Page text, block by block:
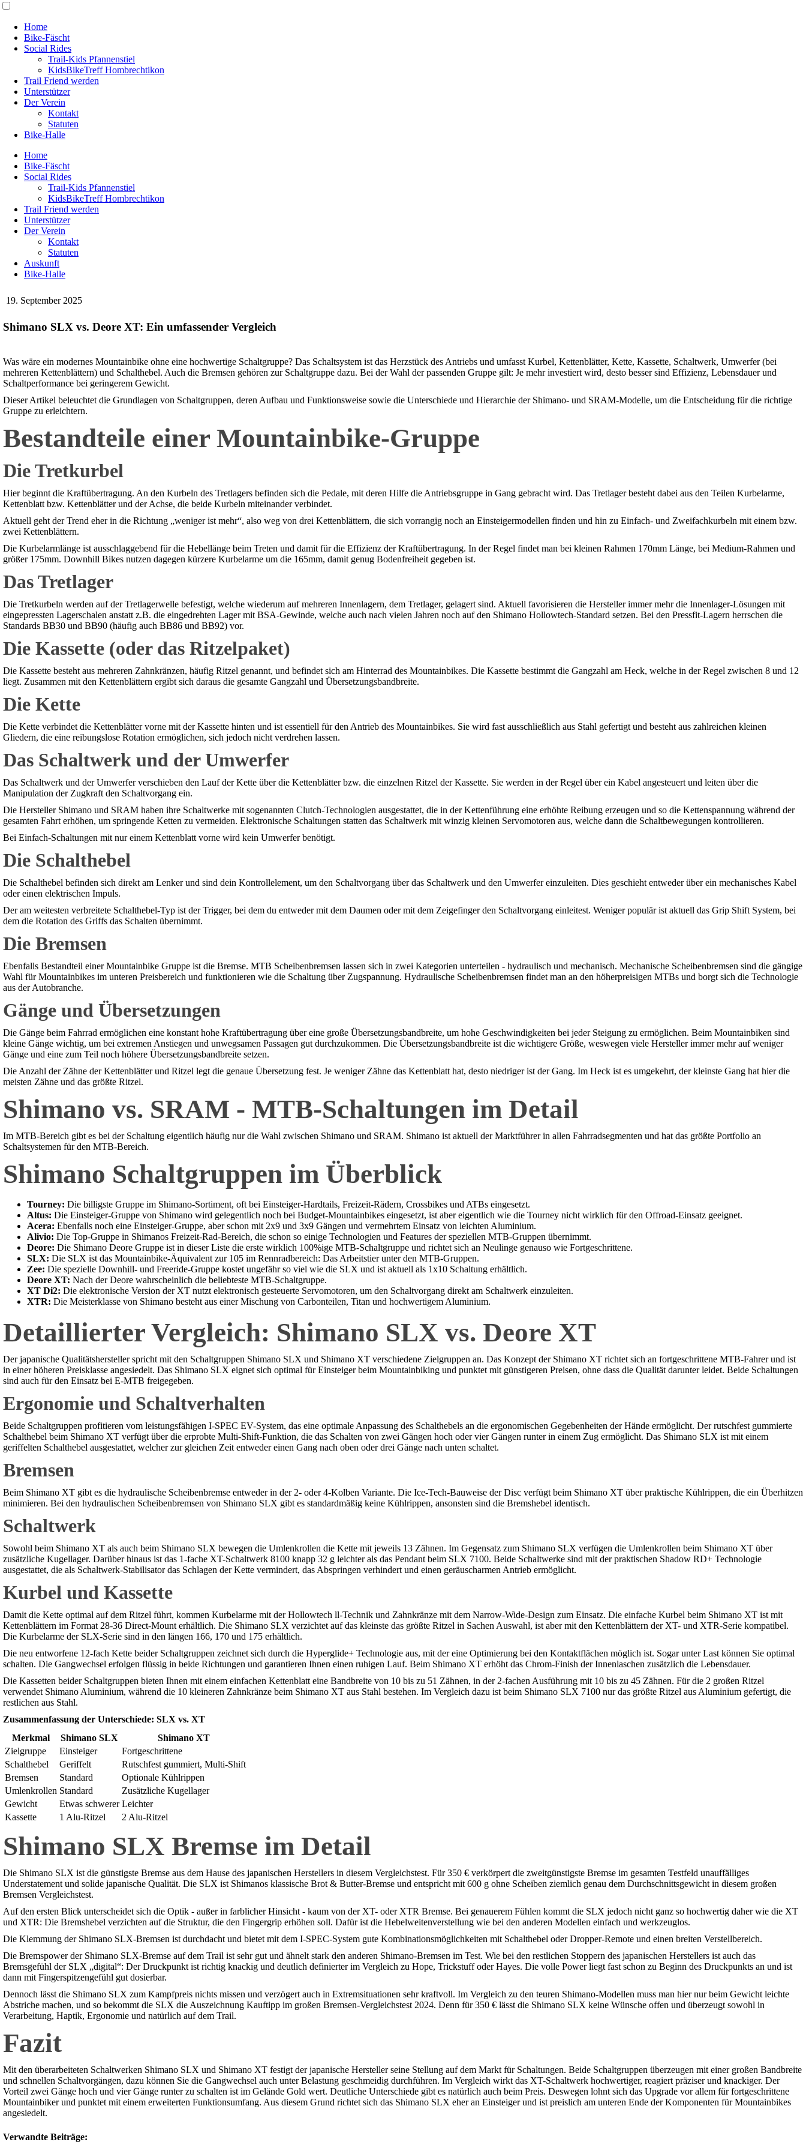
Home
Bike-Fäscht
Social Rides
Trail-Kids Pfannenstiel
KidsBikeTreff Hombrechtikon
Trail Friend werden
Unterstützer
Der Verein
Kontakt
Statuten
Bike-Halle
Home
Bike-Fäscht
Social Rides
Trail-Kids Pfannenstiel
KidsBikeTreff Hombrechtikon
Trail Friend werden
Unterstützer
Der Verein
Kontakt
Statuten
Auskunft
Bike-Halle
19. September 2025
Shimano SLX vs. Deore XT: Ein umfassender Vergleich
Was wäre ein modernes Mountainbike ohne eine hochwertige Schaltgruppe? Das Schaltsystem ist das Herzstück des Antriebs und umfasst Kurbel, Kettenblätter, Kette, Kassette, Schaltwerk, Umwerfer (bei
mehreren Kettenblättern) und Schalthebel. Auch die Bremsen gehören zur Schaltgruppe dazu. Bei der Wahl der passenden Gruppe gilt: Je mehr investiert wird, desto besser sind Effizienz, Lebensdauer und
Schaltperformance bei geringerem Gewicht.
Dieser Artikel beleuchtet die Grundlagen von Schaltgruppen, deren Aufbau und Funktionsweise sowie die Unterschiede und Hierarchie der Shimano- und SRAM-Modelle, um die Entscheidung für die richtige
Gruppe zu erleichtern.
Bestandteile einer Mountainbike-Gruppe
Die Tretkurbel
Hier beginnt die Kraftübertragung. An den Kurbeln des Tretlagers befinden sich die Pedale, mit deren Hilfe die Antriebsgruppe in Gang gebracht wird. Das Tretlager besteht dabei aus den Teilen Kurbelarme,
Kettenblatt bzw. Kettenblätter und der Achse, die beide Kurbeln miteinander verbindet.
Aktuell geht der Trend eher in die Richtung „weniger ist mehr“, also weg von drei Kettenblättern, die sich vorrangig noch an Einsteigermodellen finden und hin zu Einfach- und Zweifachkurbeln mit einem bzw.
zwei Kettenblättern.
Die Kurbelarmlänge ist ausschlaggebend für die Hebellänge beim Treten und damit für die Effizienz der Kraftübertragung. In der Regel findet man bei kleinen Rahmen 170mm Länge, bei Medium-Rahmen und
größer 175mm. Downhill Bikes nutzen dagegen kürzere Kurbelarme um die 165mm, damit genug Bodenfreiheit gegeben ist.
Das Tretlager
Die Tretkurbeln werden auf der Tretlagerwelle befestigt, welche wiederum auf mehreren Innenlagern, dem Tretlager, gelagert sind. Aktuell favorisieren die Hersteller immer mehr die Innenlager-Lösungen mit
eingepressten Lagerschalen anstatt z.B. die eingedrehten Lager mit BSA-Gewinde, welche auch nach vielen Jahren noch auf den Shimano Hollowtech-Standard setzen. Bei den Pressfit-Lagern herrschen die
Standards BB30 und BB90 (häufig auch BB86 und BB92) vor.
Die Kassette (oder das Ritzelpaket)
Die Kassette besteht aus mehreren Zahnkränzen, häufig Ritzel genannt, und befindet sich am Hinterrad des Mountainbikes. Die Kassette bestimmt die Gangzahl am Heck, welche in der Regel zwischen 8 und 12
liegt. Zusammen mit den Kettenblättern ergibt sich daraus die gesamte Gangzahl und Übersetzungsbandbreite.
Die Kette
Die Kette verbindet die Kettenblätter vorne mit der Kassette hinten und ist essentiell für den Antrieb des Mountainbikes. Sie wird fast ausschließlich aus Stahl gefertigt und besteht aus zahlreichen kleinen
Gliedern, die eine reibungslose Rotation ermöglichen, sich jedoch nicht verdrehen lassen.
Das Schaltwerk und der Umwerfer
Das Schaltwerk und der Umwerfer verschieben den Lauf der Kette über die Kettenblätter bzw. die einzelnen Ritzel der Kassette. Sie werden in der Regel über ein Kabel angesteuert und leiten über die
Manipulation der Zugkraft den Schaltvorgang ein.
Die Hersteller Shimano und SRAM haben ihre Schaltwerke mit sogenannten Clutch-Technologien ausgestattet, die in der Kettenführung eine erhöhte Reibung erzeugen und so die Kettenspannung während der
gesamten Fahrt erhöhen, um springende Ketten zu vermeiden. Elektronische Schaltungen statten das Schaltwerk mit winzig kleinen Servomotoren aus, welche dann die Schaltbewegungen kontrollieren.
Bei Einfach-Schaltungen mit nur einem Kettenblatt vorne wird kein Umwerfer benötigt.
Die Schalthebel
Die Schalthebel befinden sich direkt am Lenker und sind dein Kontrollelement, um den Schaltvorgang über das Schaltwerk und den Umwerfer einzuleiten. Dies geschieht entweder über ein mechanisches Kabel
oder einen elektrischen Impuls.
Der am weitesten verbreitete Schalthebel-Typ ist der Trigger, bei dem du entweder mit dem Daumen oder mit dem Zeigefinger den Schaltvorgang einleitest. Weniger populär ist aktuell das Grip Shift System, bei
dem die Rotation des Griffs das Schalten übernimmt.
Die Bremsen
Ebenfalls Bestandteil einer Mountainbike Gruppe ist die Bremse. MTB Scheibenbremsen lassen sich in zwei Kategorien unterteilen - hydraulisch und mechanisch. Mechanische Scheibenbremsen sind die gängige
Wahl für Mountainbikes im unteren Preisbereich und funktionieren wie die Schaltung über Zugspannung. Hydraulische Scheibenbremsen findet man an den höherpreisigen MTBs und borgt sich die Technologie
aus der Autobranche.
Gänge und Übersetzungen
Die Gänge beim Fahrrad ermöglichen eine konstant hohe Kraftübertragung über eine große Übersetzungsbandbreite, um hohe Geschwindigkeiten bei jeder Steigung zu ermöglichen. Beim Mountainbiken sind
kleine Gänge wichtig, um bei extremen Anstiegen und unwegsamen Passagen gut durchzukommen. Die Übersetzungsbandbreite ist die wichtigere Größe, weswegen viele Hersteller immer mehr auf weniger
Gänge und eine zum Teil noch höhere Übersetzungsbandbreite setzen.
Die Anzahl der Zähne der Kettenblätter und Ritzel legt die genaue Übersetzung fest. Je weniger Zähne das Kettenblatt hat, desto niedriger ist der Gang. Im Heck ist es umgekehrt, der kleinste Gang hat hier die
meisten Zähne und das größte Ritzel.
Shimano vs. SRAM - MTB-Schaltungen im Detail
Im MTB-Bereich gibt es bei der Schaltung eigentlich häufig nur die Wahl zwischen Shimano und SRAM. Shimano ist aktuell der Marktführer in allen Fahrradsegmenten und hat das größte Portfolio an
Schaltsystemen für den MTB-Bereich.
Shimano Schaltgruppen im Überblick
Tourney: Die billigste Gruppe im Shimano-Sortiment, oft bei Einsteiger-Hardtails, Freizeit-Rädern, Crossbikes und ATBs eingesetzt.
Altus: Die Einsteiger-Gruppe von Shimano wird gelegentlich noch bei Budget-Mountainbikes eingesetzt, ist aber eigentlich wie die Tourney nicht wirklich für den Offroad-Einsatz geeignet.
Acera: Ebenfalls noch eine Einsteiger-Gruppe, aber schon mit 2x9 und 3x9 Gängen und vermehrtem Einsatz von leichten Aluminium.
Alivio: Die Top-Gruppe in Shimanos Freizeit-Rad-Bereich, die schon so einige Technologien und Features der speziellen MTB-Gruppen übernimmt.
Deore: Die Shimano Deore Gruppe ist in dieser Liste die erste wirklich 100%ige MTB-Schaltgruppe und richtet sich an Neulinge genauso wie Fortgeschrittene.
SLX: Die SLX ist das Mountainbike-Äquivalent zur 105 im Rennradbereich: Das Arbeitstier unter den MTB-Gruppen.
Zee: Die spezielle Downhill- und Freeride-Gruppe kostet ungefähr so viel wie die SLX und ist aktuell als 1x10 Schaltung erhältlich.
Deore XT: Nach der Deore wahrscheinlich die beliebteste MTB-Schaltgruppe.
XT Di2: Die elektronische Version der XT nutzt elektronisch gesteuerte Servomotoren, um den Schaltvorgang direkt am Schaltwerk einzuleiten.
XTR: Die Meisterklasse von Shimano besteht aus einer Mischung von Carbonteilen, Titan und hochwertigem Aluminium.
Detaillierter Vergleich: Shimano SLX vs. Deore XT
Der japanische Qualitätshersteller spricht mit den Schaltgruppen Shimano SLX und Shimano XT verschiedene Zielgruppen an. Das Konzept der Shimano XT richtet sich an fortgeschrittene MTB-Fahrer und ist
in einer höheren Preisklasse angesiedelt. Das Shimano SLX eignet sich optimal für Einsteiger beim Mountainbiking und punktet mit günstigeren Preisen, ohne dass die Qualität darunter leidet. Beide Schaltungen
sind auch für den Einsatz bei E-MTB freigegeben.
Ergonomie und Schaltverhalten
Beide Schaltgruppen profitieren vom leistungsfähigen I-SPEC EV-System, das eine optimale Anpassung des Schalthebels an die ergonomischen Gegebenheiten der Hände ermöglicht. Der rutschfest gummierte
Schalthebel beim Shimano XT verfügt über die erprobte Multi-Shift-Funktion, die das Schalten von zwei Gängen hoch oder vier Gängen runter in einem Zug ermöglicht. Das Shimano SLX ist mit einem
geriffelten Schalthebel ausgestattet, welcher zur gleichen Zeit entweder einen Gang nach oben oder drei Gänge nach unten schaltet.
Bremsen
Beim Shimano XT gibt es die hydraulische Scheibenbremse entweder in der 2- oder 4-Kolben Variante. Die Ice-Tech-Bauweise der Disc verfügt beim Shimano XT über praktische Kühlrippen, die ein Überhitzen
minimieren. Bei den hydraulischen Scheibenbremsen von Shimano SLX gibt es standardmäßig keine Kühlrippen, ansonsten sind die Bremshebel identisch.
Schaltwerk
Sowohl beim Shimano XT als auch beim Shimano SLX bewegen die Umlenkrollen die Kette mit jeweils 13 Zähnen. Im Gegensatz zum Shimano SLX verfügen die Umlenkrollen beim Shimano XT über
zusätzliche Kugellager. Darüber hinaus ist das 1-fache XT-Schaltwerk 8100 knapp 32 g leichter als das Pendant beim SLX 7100. Beide Schaltwerke sind mit der praktischen Shadow RD+ Technologie
ausgestattet, die als Schaltwerk-Stabilisator das Schlagen der Kette vermindert, das Abspringen verhindert und einen geräuscharmen Antrieb ermöglicht.
Kurbel und Kassette
Damit die Kette optimal auf dem Ritzel führt, kommen Kurbelarme mit der Hollowtech ll-Technik und Zahnkränze mit dem Narrow-Wide-Design zum Einsatz. Die einfache Kurbel beim Shimano XT ist mit
Kettenblättern im Format 28-36 Direct-Mount erhältlich. Die Shimano SLX verzichtet auf das kleinste das größte Ritzel in Sachen Auswahl, ist aber mit den Kettenblättern der XT- und XTR-Serie kompatibel.
Die Kurbelarme der SLX-Serie sind in den längen 166, 170 und 175 erhältlich.
Die neu entworfene 12-fach Kette beider Schaltgruppen zeichnet sich durch die Hyperglide+ Technologie aus, mit der eine Optimierung bei den Kontaktflächen möglich ist. Sogar unter Last können Sie optimal
schalten. Die Gangwechsel erfolgen flüssig in beide Richtungen und garantieren Ihnen einen ruhigen Lauf. Beim Shimano XT erhöht das Chrom-Finish der Innenlaschen zusätzlich die Lebensdauer.
Die Kassetten beider Schaltgruppen bieten Ihnen mit einem einfachen Kettenblatt eine Bandbreite von 10 bis zu 51 Zähnen, in der 2-fachen Ausführung mit 10 bis zu 45 Zähnen. Für die 2 großen Ritzel
verwendet Shimano Aluminium, während die 10 kleineren Zahnkränze beim Shimano XT aus Stahl bestehen. Im Vergleich dazu ist beim Shimano SLX 7100 nur das größte Ritzel aus Aluminium gefertigt, die
restlichen aus Stahl.
Zusammenfassung der Unterschiede: SLX vs. XT
Merkmal
Shimano SLX
Shimano XT
Zielgruppe
Einsteiger
Fortgeschrittene
Schalthebel
Geriffelt
Rutschfest gummiert, Multi-Shift
Bremsen
Standard
Optionale Kühlrippen
Umlenkrollen Standard
Zusätzliche Kugellager
Gewicht
Etwas schwerer Leichter
Kassette
1 Alu-Ritzel 2 Alu-Ritzel
Shimano SLX Bremse im Detail
Die Shimano SLX ist die günstigste Bremse aus dem Hause des japanischen Herstellers in diesem Vergleichstest. Für 350 € verkörpert die zweitgünstigste Bremse im gesamten Testfeld unauffälliges
Understatement und solide japanische Qualität. Die SLX ist Shimanos klassische Brot & Butter-Bremse und entspricht mit 600 g ohne Scheiben ziemlich genau dem Durchschnittsgewicht in diesem großen
Bremsen Vergleichstest.
Auf den ersten Blick unterscheidet sich die Optik - außer in farblicher Hinsicht - kaum von der XT- oder XTR Bremse. Bei genauerem Fühlen kommt die SLX jedoch nicht ganz so hochwertig daher wie die XT
und XTR: Die Bremshebel verzichten auf die Struktur, die den Fingergrip erhöhen soll. Dafür ist die Hebelweitenverstellung wie bei den anderen Modellen einfach und werkzeuglos.
Die Klemmung der Shimano SLX-Bremsen ist durchdacht und bietet mit dem I-SPEC-System gute Kombinationsmöglichkeiten mit Schalthebel oder Dropper-Remote und einen breiten Verstellbereich.
Die Bremspower der Shimano SLX-Bremse auf dem Trail ist sehr gut und ähnelt stark den anderen Shimano-Bremsen im Test. Wie bei den restlichen Stoppern des japanischen Herstellers ist auch das
Bremsgefühl der SLX „digital“: Der Druckpunkt ist richtig knackig und deutlich definierter im Vergleich zu Hope, Trickstuff oder Hayes. Die volle Power liegt fast schon zu Beginn des Druckpunkts an und ist
dann mit Fingerspitzengefühl gut dosierbar.
Dennoch lässt die Shimano SLX zum Kampfpreis nichts missen und verzögert auch in Extremsituationen sehr kraftvoll. Im Vergleich zu den teuren Shimano-Modellen muss man hier nur beim Gewicht leichte
Abstriche machen, und so bekommt die SLX die Auszeichnung Kauftipp im großen Bremsen-Vergleichstest 2024. Denn für 350 € lässt die Shimano SLX keine Wünsche offen und überzeugt sowohl in
Verarbeitung, Haptik, Ergonomie und natürlich auf dem Trail.
Fazit
Mit den überarbeiteten Schaltwerken Shimano SLX und Shimano XT festigt der japanische Hersteller seine Stellung auf dem Markt für Schaltungen. Beide Schaltgruppen überzeugen mit einer großen Bandbreite
und schnellen Schaltvorgängen, dazu können Sie die Gangwechsel auch unter Belastung geschmeidig durchführen. Im Vergleich wirkt das XT-Schaltwerk hochwertiger, reagiert präziser und knackiger. Der
Vorteil zwei Gänge hoch und vier Gänge runter zu schalten ist im Gelände Gold wert. Deutliche Unterschiede gibt es natürlich auch beim Preis. Deswegen lohnt sich das Upgrade vor allem für fortgeschrittene
Mountainbiker und punktet mit einem erweiterten Funktionsumfang. Aus diesem Grund richtet sich das Shimano SLX eher an Einsteiger und ist preislich am unteren Ende der Komponenten für Mountainbikes
angesiedelt.
Verwandte Beiträge: